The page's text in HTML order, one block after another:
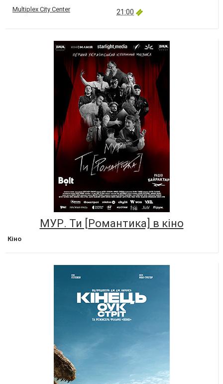
Multiplex City Center 21:00
МУР. Ти [Романтика] в кіно
Кіно